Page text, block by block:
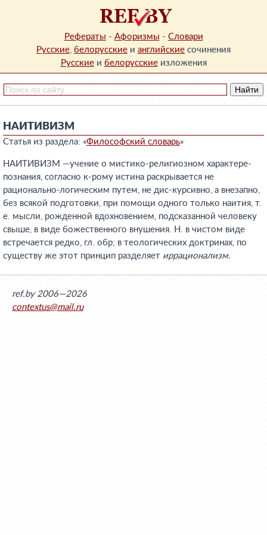
Рефераты - Афоризмы - Словари
Русские, белорусские и английские сочинения
Русскиеи белорусскиеизложения
НАИТИВИЗМ
Статья из раздела: «Философский словарь»
НАИТИВИЗМ —учение о мистико-религиозном характере-
познания, согласно к-рому истина раскрывается не
рационально-логическим путем, не дис-курсивно, а внезапно,
без всякой подготовки, при помощи одного только наития, т.
е. мысли, рожденной вдохновением, подсказанной человеку
свыше, в виде божественного внушения. Н. в чистом виде
встречается редко, гл. обр; в теологических доктринах, по
существу же этот принцип разделяет иррационализм.
ref.by 2006—2026
contextus@mail.ru